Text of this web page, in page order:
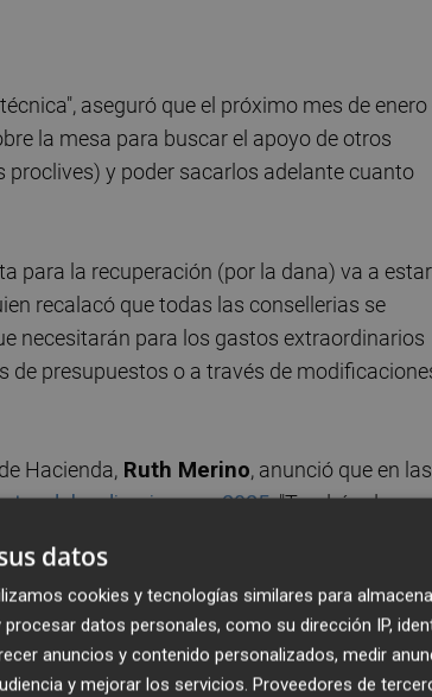
aseguró que el próximo mes de enero
la mesa para buscar el apoyo de otros
y poder sacarlos adelante cuanto
para la recuperación (por la dana) va a
recalacó que todas las consellerias se
necesitarán para los gastos extraordinarios
de presupuestos o a través de
Hacienda, Ruth Merino, anunció que en las
del ordinario para 2025. "Tendrán dos
objetivos de la legislatura más una capa
procedentes del endeudamiento y de los
con la reconstrucción". Una distinción
todos los gastos relacionados con la
Valenciana.
datos
cookies y tecnologías similares para
datos personales, como su dirección IP,
anuncios y contenido personalizados, medir
y mejorar los servicios. Proveedores de